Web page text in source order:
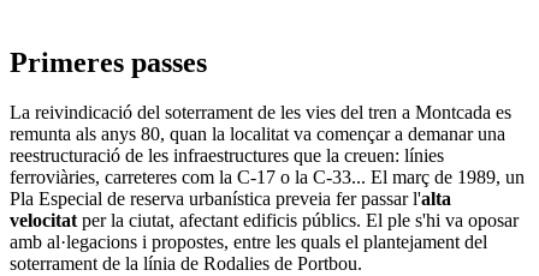
Primeres passes
La reivindicació del soterrament de les vies del tren a Montcada es
remunta als anys 80, quan la localitat va començar a demanar una
reestructuració de les infraestructures que la creuen: línies
ferroviàries, carreteres com la C-17 o la C-33... El març de 1989, un
Pla Especial de reserva urbanística preveia fer passar l'alta
velocitatper la ciutat, afectant edificis públics. El ple s'hi va oposar
amb al·legacions i propostes, entre les quals el plantejament del
soterrament de la línia de Rodalies de Portbou.